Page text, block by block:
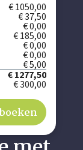
€ 1050,00
€ 37,50
€ 0,00
€ 185,00
€ 0,00
€ 0,00
€ 5,00
€ 1277,50
€ 300,00